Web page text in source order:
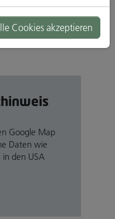
Google Map
Daten wie
in den USA
Cookies akzeptieren